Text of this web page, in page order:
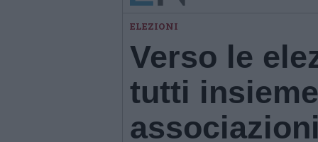
ELEZIONI
Verso le
tutti